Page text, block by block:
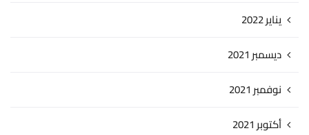
يناير 2022
ديسمبر 2021
نوفمبر 2021
أكتوبر 2021